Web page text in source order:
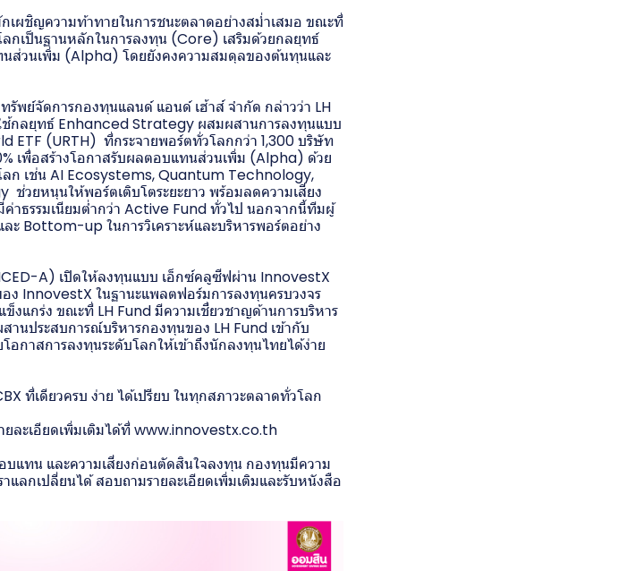
ผชิญความท้าทายในการชนะตลาดอย่างสม่ำเสมอ ขณะที่
เป็นฐานหลักในการลงทุน (Core) เสริมด้วยกลยุทธ์
ส่วนเพิ่ม (Alpha) โดยยังคงความสมดุลของต้นทุนและ
พย์จัดการกองทุนแลนด์ แอนด์ เฮ้าส์ จำกัด กล่าวว่า LH
กลยุทธ์ Enhanced Strategy ผสมผสานการลงทุนแบบ
ETF (URTH) ที่กระจายพอร์ตทั่วโลกกว่า 1,300 บริษัท
เพื่อสร้างโอกาสรับผลตอบแทนส่วนเพิ่ม (Alpha) ด้วย
ก เช่น AI Ecosystems, Quantum Technology,
ยหนุนให้พอร์ตเติบโตระยะยาว พร้อมลดความเสี่ยง
ธรรมเนียมต่ำกว่า Active Fund ทั่วไป นอกจากนี้ทีมผู้
Bottom-up ในการวิเคราะห์และบริหารพอร์ตอย่าง
A) เปิดให้ลงทุนแบบ เอ็กซ์คลูซีฟผ่าน InnovestX
ง InnovestX ในฐานะแพลตฟอร์มการลงทุนครบวงจร
งแกร่ง ขณะที่ LH Fund มีความเชี่ยวชาญด้านการบริหาร
านประสบการณ์บริหารกองทุนของ LH Fund เข้ากับ
กาสการลงทุนระดับโลกให้เข้าถึงนักลงทุนไทยได้ง่าย
ที่เดียวครบ ง่าย ได้เปรียบ ในทุกสภาวะตลาดทั่วโลก
ละเอียดเพิ่มเติมได้ที่ www.innovestx.co.th
แทน และความเสี่ยงก่อนตัดสินใจลงทุน กองทุนมีความ
ลกเปลี่ยนได้ สอบถามรายละเอียดเพิ่มเติมและรับหนังสือ